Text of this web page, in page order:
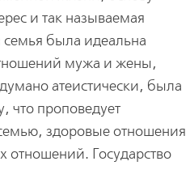
и так называемая
семья была идеальна
мужа и жены,
атеистически, была
что проповедует
здоровые отношения
Государство